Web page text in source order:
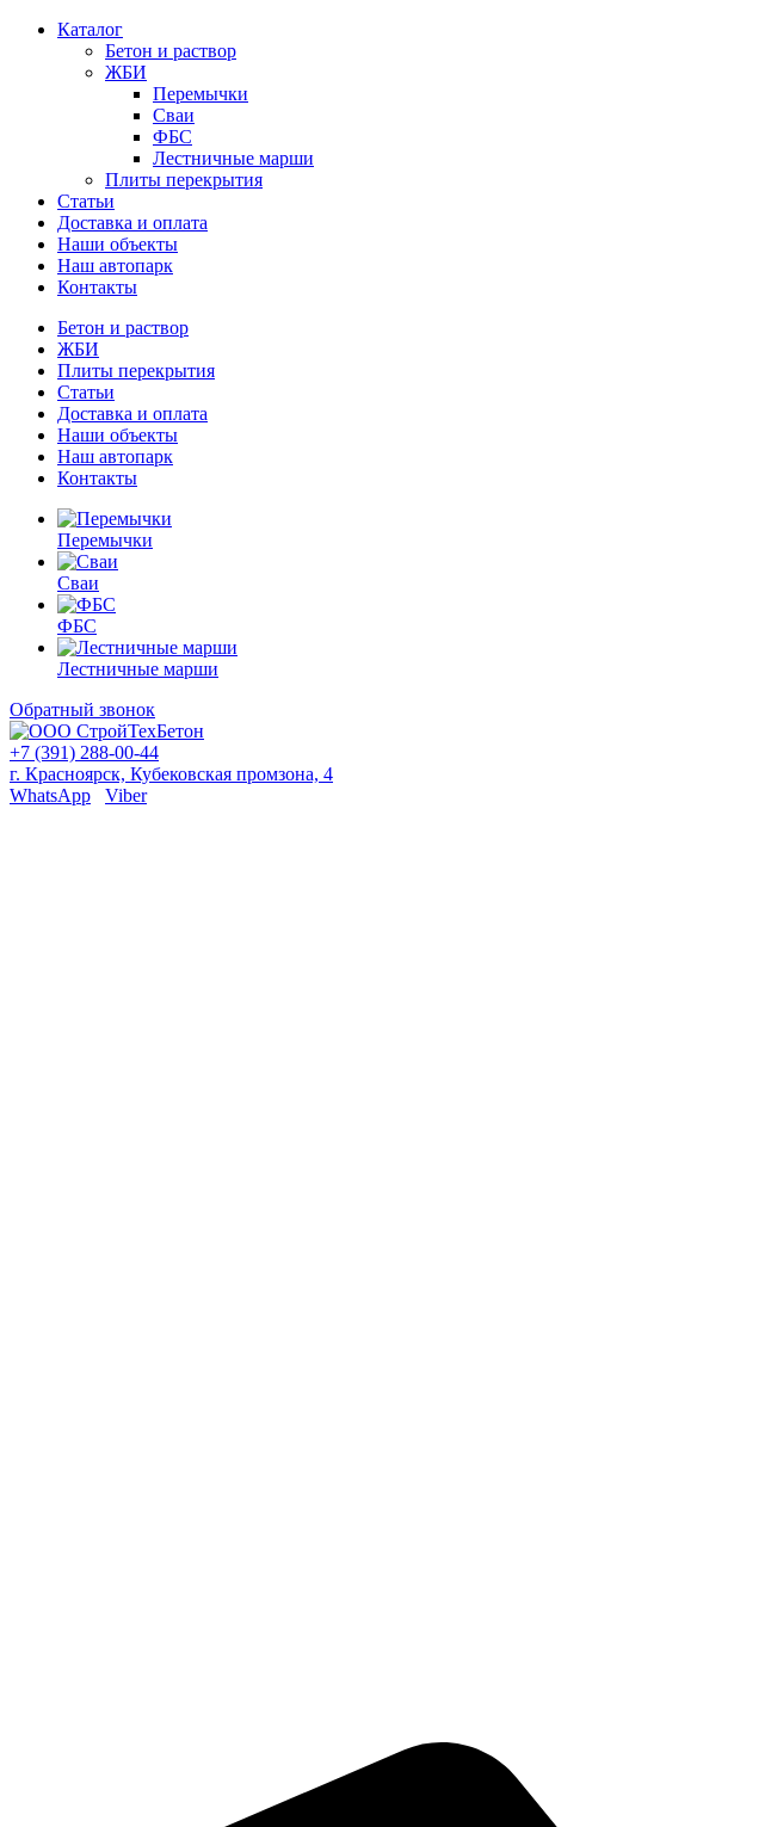
Каталог
Бетон и раствор
ЖБИ
Перемычки
Сваи
ФБС
Лестничные марши
Плиты перекрытия
Статьи
Доставка и оплата
Наши объекты
Наш автопарк
Контакты
Бетон и раствор
ЖБИ
Плиты перекрытия
Статьи
Доставка и оплата
Наши объекты
Наш автопарк
Контакты
Перемычки
Сваи
ФБС
Лестничные марши
Обратный звонок
+7 (391) 288-00-44
г. Красноярск, Кубековская промзона, 4
WhatsApp
Viber